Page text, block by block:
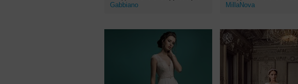
Gabbiano
MillaNova